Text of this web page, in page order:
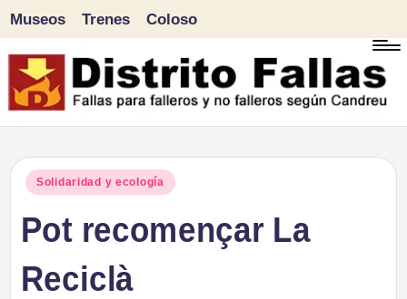
Saltar
al
Museos Trenes Coloso
Publicado
Solidaridad y ecología
Pot recomençar La
Reciclà